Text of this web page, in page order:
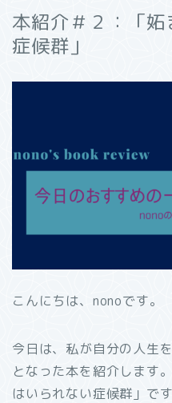
本紹介＃２：「
症候群」
こんにちは、nonoです。
今日は、私が自分の人生
となった本を紹介します
はいられない症候群」です